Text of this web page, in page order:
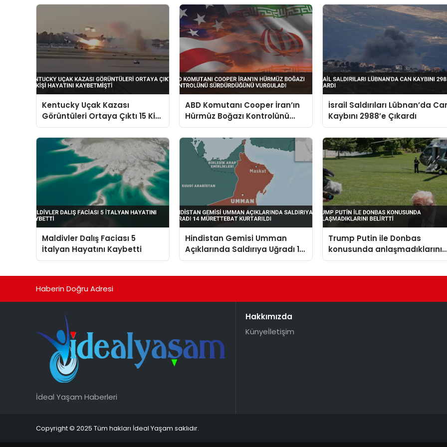
Kentucky Uçak Kazası
Görüntüleri Ortaya Çıktı 15 Kişi
Hayatını Kaybetmişti
ABD Komutanı Cooper İran’ın
Hürmüz Boğazı Kontrolünü
Sürdürdüğünü Vurguladı
İsrail Saldırıları Lübnan’da
Kaybını 2988’e Çıkardı
Maldivler Dalış Faciası 5
İtalyan Hayatını Kaybetti
Hindistan Gemisi Umman
Açıklarında Saldırıya Uğradı 14
Mürettebat Kurtarıldı
Trump Putin ile Donbas
konusunda anlaşmadıklarını
belirtti
Haberin Doğru Adresi
İdeal Yaşam Haberleri
Hakkımızda
Künyeİletişim
Copyright © 2025 Tüm hakları İdeal Yaşam saklıdır.